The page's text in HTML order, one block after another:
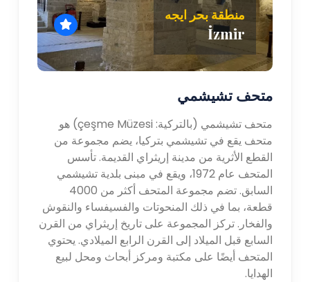
منطقة بحر ايجه
İzmir
متحف تشيشمي
متحف تشيشمي (بالتركية: çeşme Müzesi) هو
متحف يقع في تشيشمي بتركيا، يضم مجموعة من
القطع الأثرية من مدينة إريثراي القديمة. تأسس
المتحف عام 1972، ويقع في مبنى بلدية تشيشمي
السابق. تضم مجموعة المتحف أكثر من 4000
قطعة، بما في ذلك المنحوتات والفسيفساء والنقوش
والفخار. تركز المجموعة على تاريخ إريثراي من القرن
السابع قبل الميلاد إلى القرن الرابع الميلادي. يحتوي
المتحف أيضًا على مكتبة ومركز أبحاث ومحل لبيع
الهدايا.